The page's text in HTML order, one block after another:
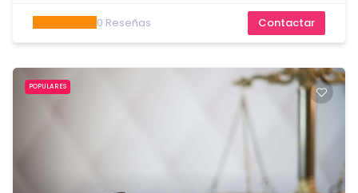
0 Reseñas Contactar
POPULARES